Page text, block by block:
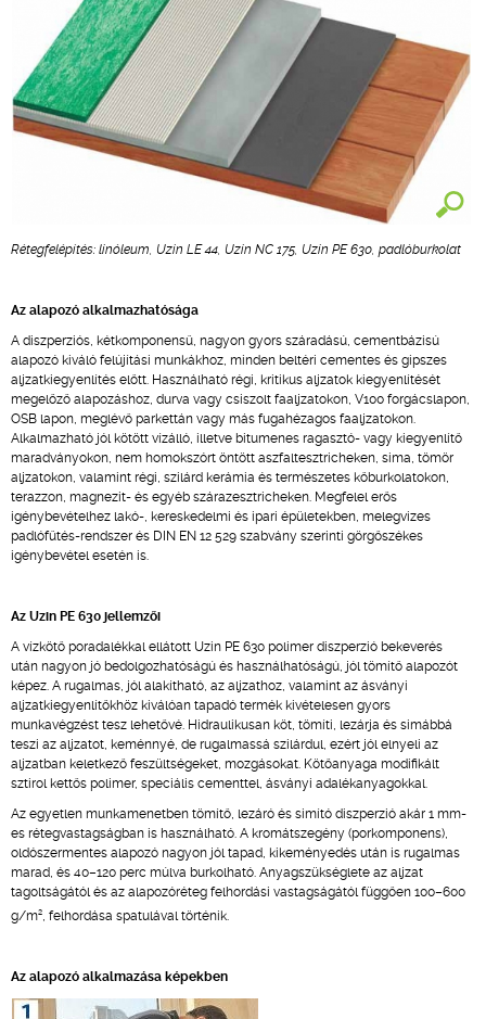
Rétegfelépítés: linóleum, Uzin LE 44, Uzin NC 175, Uzin PE 630, padlóburkolat
Az alapozó alkalmazhatósága
A diszperziós, kétkomponensű, nagyon gyors száradású, cementbázisú
alapozó kiváló felújítási munkákhoz, minden beltéri cementes és gipszes
aljzatkiegyenlítés előtt. Használható régi, kritikus aljzatok kiegyenlítését
megelőző alapozáshoz, durva vagy csiszolt faaljzatokon, V100 forgácslapon,
OSB lapon, meglévő parkettán vagy más fugahézagos faaljzatokon.
Alkalmazható jól kötött vízálló, illetve bitumenes ragasztó- vagy kiegyenlítő
maradványokon, nem homokszórt öntött aszfaltesztricheken, sima, tömör
aljzatokon, valamint régi, szilárd kerámia és természetes kőburkolatokon,
terazzon, magnezit- és egyéb szárazesztricheken. Megfelel erős
igénybevételhez lakó-, kereskedelmi és ipari épületekben, melegvizes
padlófűtés-rendszer és DIN EN 12 529 szabvány szerinti görgőszékes
igénybevétel esetén is.
Az Uzin PE 630 jellemzői
A vízkötő poradalékkal ellátott Uzin PE 630 polimer diszperzió bekeverés
után nagyon jó bedolgozhatóságú és használhatóságú, jól tömítő alapozót
képez. A rugalmas, jól alakítható, az aljzathoz, valamint az ásványi
aljzatkiegyenlítőkhöz kiválóan tapadó termék kivételesen gyors
munkavégzést tesz lehetővé. Hidraulikusan köt, tömíti, lezárja és simábbá
teszi az aljzatot, keménnyé, de rugalmassá szilárdul, ezért jól elnyeli az
aljzatban keletkező feszültségeket, mozgásokat. Kötőanyaga modifikált
sztirol kettős polimer, speciális cementtel, ásványi adalékanyagokkal.
Az egyetlen munkamenetben tömítő, lezáró és simító diszperzió akár 1 mm-
es rétegvastagságban is használható. A kromátszegény (porkomponens),
oldószermentes alapozó nagyon jól tapad, kikeményedés után is rugalmas
marad, és 40–120 perc múlva burkolható. Anyagszükséglete az aljzat
tagoltságától és az alapozóréteg felhordási vastagságától függően 100–600
g/m2, felhordása spatulával történik.
Az alapozó alkalmazása képekben